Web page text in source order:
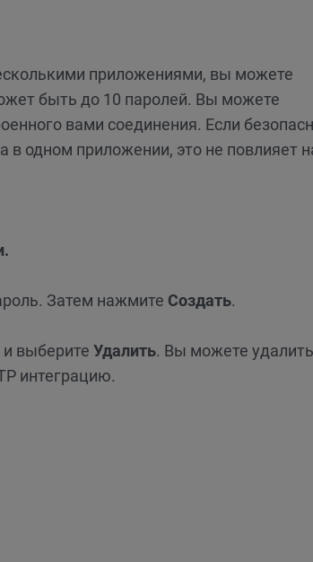
приложениями, вы можете
быть до 10 паролей. Вы можете
вами соединения. Если
в одном приложении, это не повлияет
Затем нажмите Создать.
выберите Удалить. Вы можете
интеграцию.